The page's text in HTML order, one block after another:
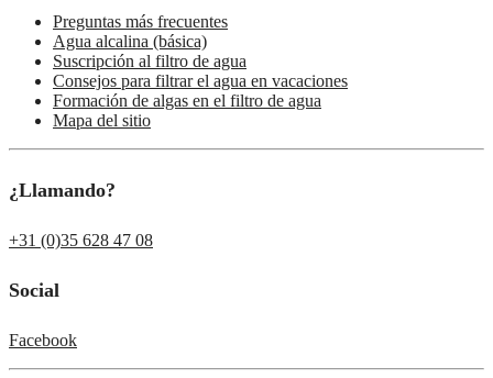
Preguntas más frecuentes
Agua alcalina (básica)
Suscripción al filtro de agua
Consejos para filtrar el agua en vacaciones
Formación de algas en el filtro de agua
Mapa del sitio
¿Llamando?
+31 (0)35 628 47 08
Social
Facebook